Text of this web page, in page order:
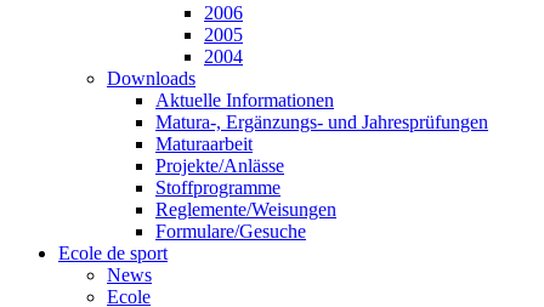
2006
2005
2004
Downloads
Aktuelle Informationen
Matura-, Ergänzungs- und Jahresprüfungen
Maturaarbeit
Projekte/Anlässe
Stoffprogramme
Reglemente/Weisungen
Formulare/Gesuche
Ecole de sport
News
Ecole